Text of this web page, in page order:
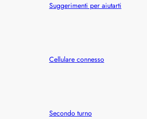
Suggerimenti per aiutarti
Cellulare connesso
Secondo turno